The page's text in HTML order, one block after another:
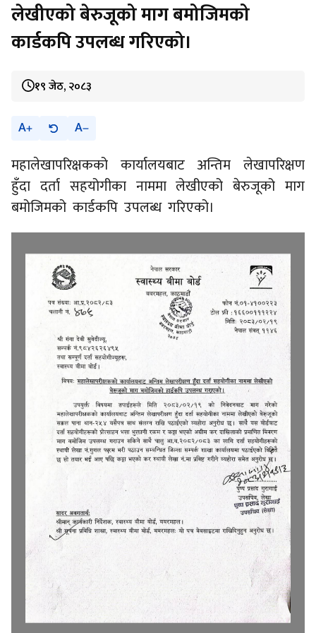
लेखीएको बेरुजूको माग बमोजिमको
कार्डकपि उपलब्ध गरिएको।
१९ जेठ, २०८३
A A
महालेखापरिक्षकको कार्यालयबाट अन्तिम लेखापरिक्षण
हुँदा दर्ता सहयोगीका नाममा लेखीएको बेरुजूको माग
बमोजिमको कार्डकपि उपलब्ध गरिएको।